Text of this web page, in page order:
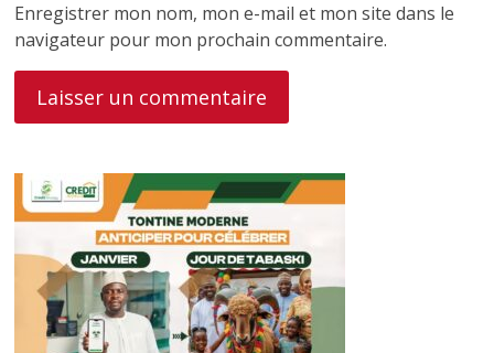
Enregistrer mon nom, mon e-mail et mon site dans le
navigateur pour mon prochain commentaire.